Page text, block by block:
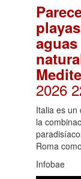
2026
Italia es un
la
Roma
Infobae